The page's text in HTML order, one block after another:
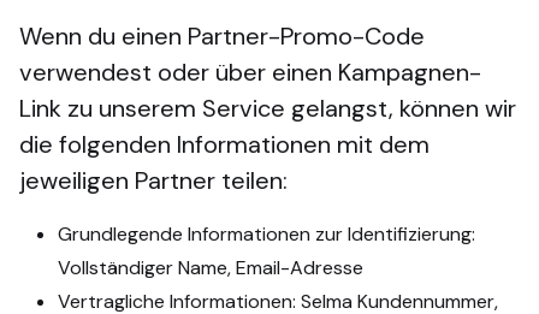
Wenn du einen Partner-Promo-Code
verwendest oder über einen Kampagnen-
Link zu unserem Service gelangst, können wir
die folgenden Informationen mit dem
jeweiligen Partner teilen:
Grundlegende Informationen zur Identifizierung:
Vollständiger Name, Email-Adresse
Vertragliche Informationen: Selma Kundennummer,